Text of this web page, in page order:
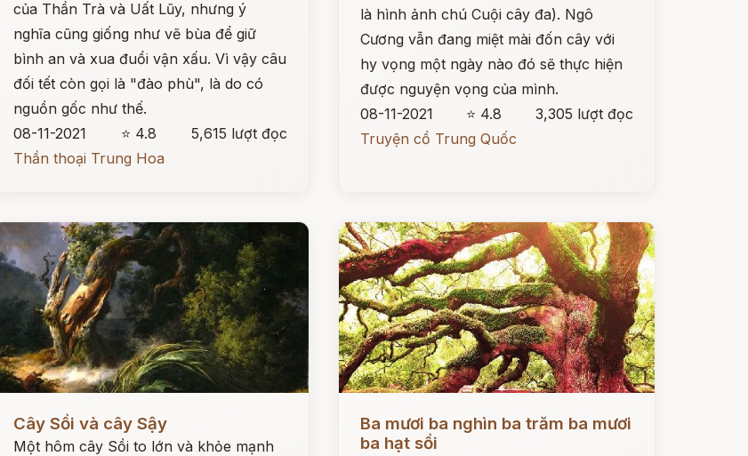
của Thần Trà và Uất Lũy, nhưng ý
nghĩa cũng giống như vẽ bùa để giữ
bình an và xua đuổi vận xấu. Vì vậy câu
đối tết còn gọi là "đào phù", là do có
nguồn gốc như thế.
08-11-2021
⭐ 4.8
5,615 lượt đọc
Thần thoại Trung Hoa
là hình ảnh chú Cuội cây đa). Ngô
Cương vẫn đang miệt mài đốn cây với
hy vọng một ngày nào đó sẽ thực hiện
được nguyện vọng của mình.
08-11-2021
⭐ 4.8
3,305 lượt đọc
Truyện cổ Trung Quốc
Cây Sồi và cây Sậy
Một hôm cây Sồi to lớn và khỏe mạnh
Ba mươi ba nghìn ba trăm ba mươi
ba hạt sồi